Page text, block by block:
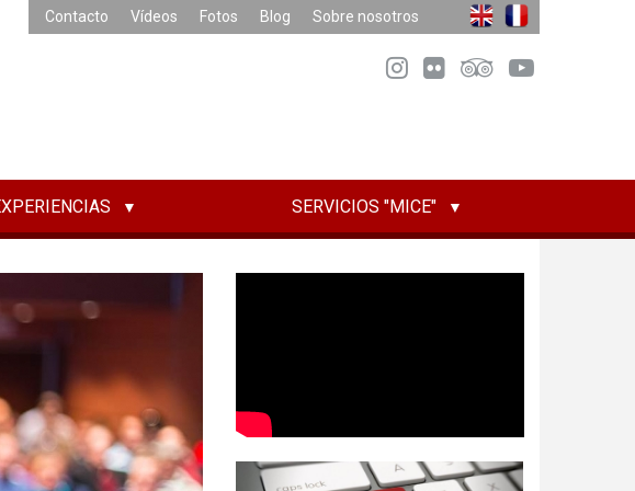
Contacto Vídeos Fotos Blog Sobre nosotros
SERVICIOS "MICE"